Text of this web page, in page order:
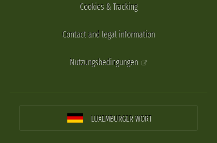
Cookies & Tracking
Contact and legal information
Nutzungsbedingungen
LUXEMBURGER WORT